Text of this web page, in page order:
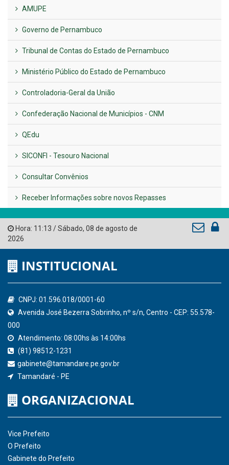
AMUPE
Governo de Pernambuco
Tribunal de Contas do Estado de Pernambuco
Ministério Público do Estado de Pernambuco
Controladoria-Geral da União
Confederação Nacional de Municípios - CNM
QEdu
SICONFI - Tesouro Nacional
Consultar Convênios
Receber Informações sobre novos Repasses
Hora: 11:13 /Sábado, 08 de agosto de
2026
INSTITUCIONAL
CNPJ: 01.596.018/0001-60
Avenida José Bezerra Sobrinho, nº s/n, Centro - CEP: 55.578-
000
Atendimento: 08:00hs às 14:00hs
(81) 98512-1231
gabinete@tamandare.pe.gov.br
Tamandaré - PE
ORGANIZACIONAL
Vice Prefeito
O Prefeito
Gabinete do Prefeito